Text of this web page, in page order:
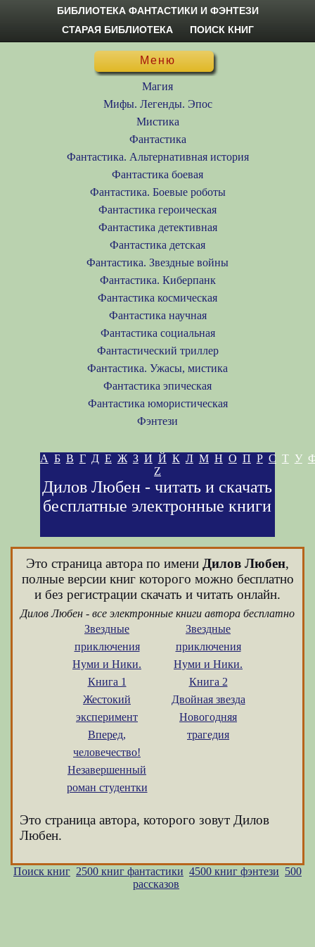
БИБЛИОТЕКА ФАНТАСТИКИ И ФЭНТЕЗИ
СТАРАЯ БИБЛИОТЕКА
ПОИСК КНИГ
Меню
Магия
Мифы. Легенды. Эпос
Мистика
Фантастика
Фантастика. Альтернативная история
Фантастика боевая
Фантастика. Боевые роботы
Фантастика героическая
Фантастика детективная
Фантастика детская
Фантастика. Звездные войны
Фантастика. Киберпанк
Фантастика космическая
Фантастика научная
Фантастика социальная
Фантастический триллер
Фантастика. Ужасы, мистика
Фантастика эпическая
Фантастика юмористическая
Фэнтези
А Б В Г Д Е Ж З И Й К Л М Н О П Р С Т У
Z
Дилов Любен - читать и скачать
бесплатные электронные книги
Это страница автора по имени Дилов Любен,
полные версии книг которого можно бесплатно
и без регистрации скачать и читать онлайн.
Дилов Любен - все электронные книги автора бесплатно
Звездные
приключения
Нуми и Ники.
Книга 1
Жестокий
эксперимент
Вперед,
человечество!
Незавершенный
роман студентки
Звездные
приключения
Нуми и Ники.
Книга 2
Двойная звезда
Новогодняя
трагедия
Это страница автора, которого зовут Дилов
Любен.
Поиск книг 2500 книг фантастики 4500 книг фэнтези 500
рассказов